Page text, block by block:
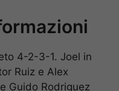
4-2-3-1. Joel in
Ruiz e Alex
Guido Rodriguez